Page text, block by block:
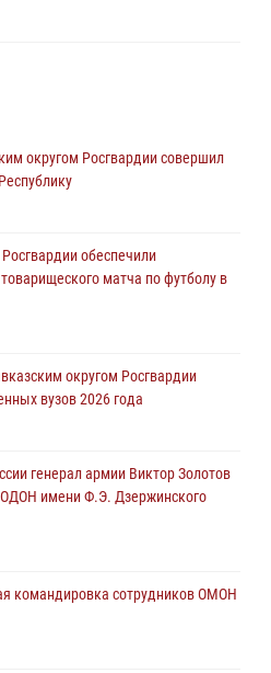
вооружения для участников сбора
в митинге, посвященном
на территорию области
пистолетом
округом Росгвардии совершил
обеспечили
матча по футболу в
округом Росгвардии
вузов 2026 года
генерал армии Виктор Золотов
ОДОН имени Ф.Э. Дзержинского
командировка сотрудников ОМОН